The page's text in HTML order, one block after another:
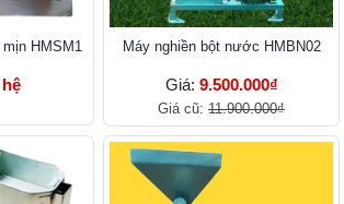
HMSM1 Máy nghiền bột nước HMBN02
Giá: 9.500.000₫
Giá cũ: 11.900.000₫